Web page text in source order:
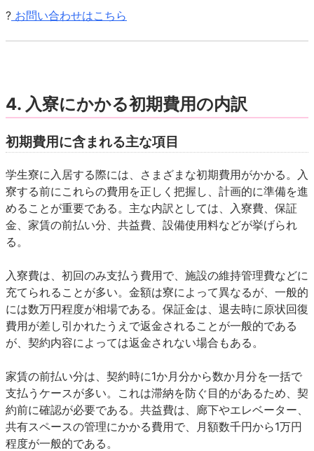
? お問い合わせはこちら
4. 入寮にかかる初期費用の内訳
初期費用に含まれる主な項目
学生寮に入居する際には、さまざまな初期費用がかかる。入
寮する前にこれらの費用を正しく把握し、計画的に準備を進
めることが重要である。主な内訳としては、入寮費、保証
金、家賃の前払い分、共益費、設備使用料などが挙げられ
る。
入寮費は、初回のみ支払う費用で、施設の維持管理費などに
充てられることが多い。金額は寮によって異なるが、一般的
には数万円程度が相場である。保証金は、退去時に原状回復
費用が差し引かれたうえで返金されることが一般的である
が、契約内容によっては返金されない場合もある。
家賃の前払い分は、契約時に1か月分から数か月分を一括で
支払うケースが多い。これは滞納を防ぐ目的があるため、契
約前に確認が必要である。共益費は、廊下やエレベーター、
共有スペースの管理にかかる費用で、月額数千円から1万円
程度が一般的である。